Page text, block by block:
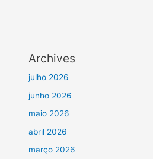
Archives
julho 2026
junho 2026
maio 2026
abril 2026
março 2026